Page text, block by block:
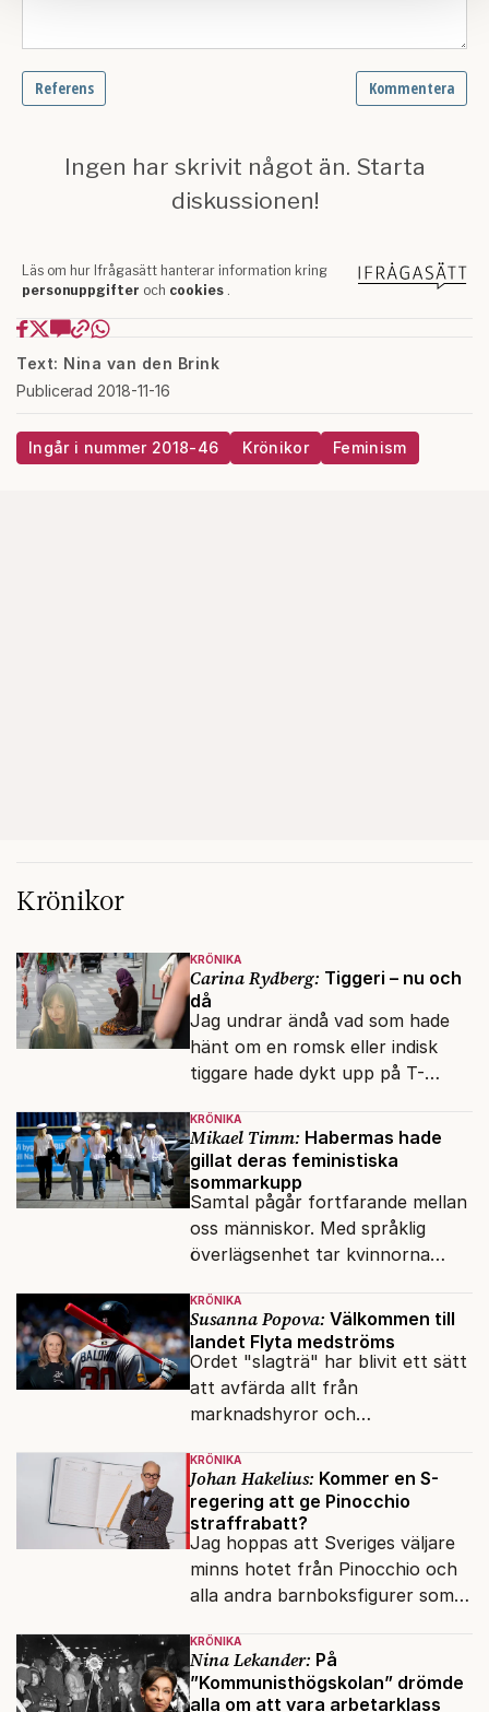
kan du göra dethär.
Text: Nina van den Brink
Publicerad 2018-11-16
Ingår i nummer 2018-46 Krönikor Feminism
Krönikor
KRÖNIKA
Carina Rydberg: Tiggeri – nu och
då
Jag undrar ändå vad som hade
hänt om en romsk eller indisk
tiggare hade dykt upp på T-
vilken det hade gått bra att
swisha.
KRÖNIKA
Mikael Timm: Habermas hade
gillat deras feministiska
sommarkupp
Samtal pågår fortfarande mellan
oss människor. Med språklig
överlägsenhet tar kvinnorna
KRÖNIKA
Susanna Popova: Välkommen till
landet Flyta medströms
Ordet "slagträ" har blivit ett sätt
att avfärda allt från
marknadshyror och
om antisemitism.
KRÖNIKA
Johan Hakelius: Kommer en S-
regering att ge Pinocchio
straffrabatt?
Jag hoppas att Sveriges väljare
minns hotet från Pinocchio och
alla andra barnboksfigurer som
upphovsrätt.
KRÖNIKA
Nina Lekander: På
”Kommunisthögskolan” drömde
alla om att vara arbetarklass